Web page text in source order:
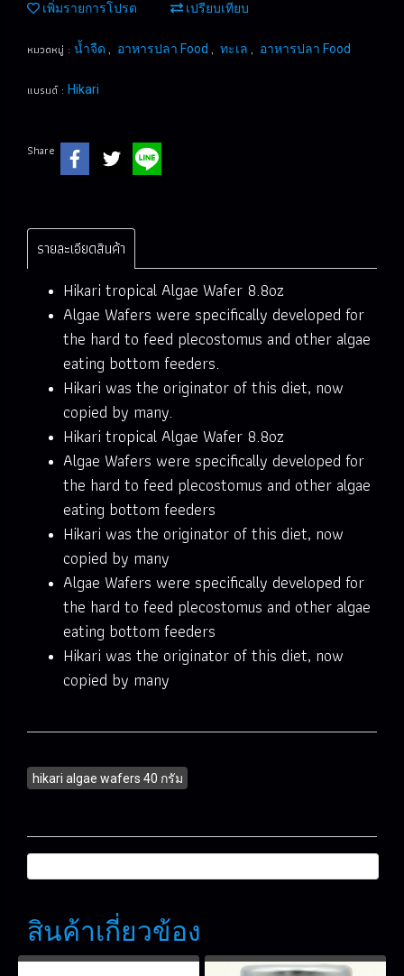
เพิ่มรายการโปรด เปรียบเทียบ
หมวดหมู่ : น้ำจืด , อาหารปลา Food , ทะเล , อาหารปลา Food
แบรนด์ : Hikari
Share
รายละเอียดสินค้า
Hikari tropical Algae Wafer 8.8oz
Algae Wafers were specifically developed for
the hard to feed plecostomus and other algae
eating bottom feeders.
Hikari was the originator of this diet, now
copied by many.
Hikari tropical Algae Wafer 8.8oz
Algae Wafers were specifically developed for
the hard to feed plecostomus and other algae
eating bottom feeders
Hikari was the originator of this diet, now
copied by many
Algae Wafers were specifically developed for
the hard to feed plecostomus and other algae
eating bottom feeders
Hikari was the originator of this diet, now
copied by many
hikari algae wafers 40 กรัม
สินค้าเกี่ยวข้อง